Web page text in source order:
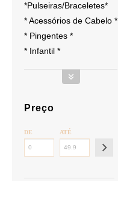
*Pulseiras/Braceletes*
* Acessórios de Cabelo *
* Pingentes *
* Infantil *
Preço
DE ATÉ